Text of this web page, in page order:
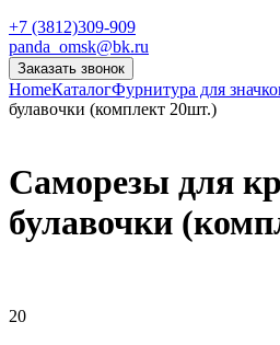
+7 (3812)309-909
panda_omsk@bk.ru
Заказать звонок
HomeКаталогФурнитура для
булавочки (комплект 20шт.)
Саморезы для
булавочки
20